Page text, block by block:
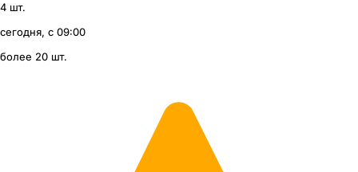
4 шт.
сегодня, с 09:00
более 20 шт.